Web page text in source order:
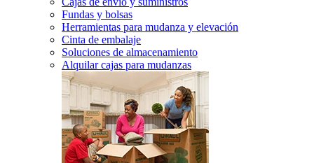
Fundas y bolsas
Herramientas para mudanza y elevación
Cinta de embalaje
Soluciones de almacenamiento
Alquilar cajas para mudanzas